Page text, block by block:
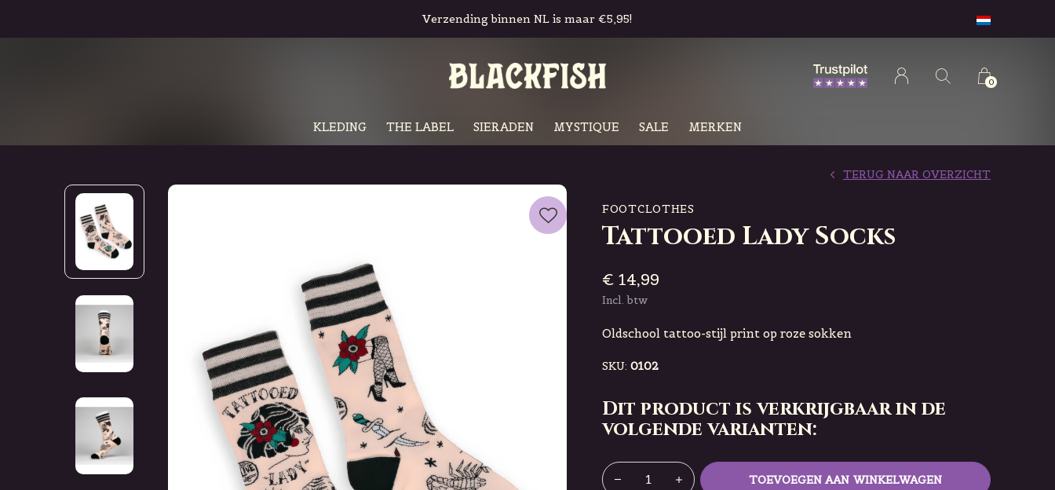
KLEDING THE LABEL SIERADEN MYSTIQUE SALE MERKEN
0
Verzending binnen NL is maar €5,95!
FOOTCLOTHES
Tattooed Lady Socks
TERUG NAAR OVERZICHT
€ 14,99
Incl. btw
Oldschool tattoo-stijl print op roze sokken
SKU: 0102
Dit product is verkrijgbaar in de
volgende varianten:
TOEVOEGEN AAN WINKELWAGEN